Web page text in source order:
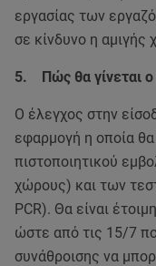
εργασίας των
σε κίνδυνο η
5. Πώς θα γίνεται ο
Ο έλεγχος στην
εφαρμογή η οποία θα
πιστοποιητικού
χώρους) και των
PCR). Θα είναι
ώστε από τις 15/7
συνάθροισης να